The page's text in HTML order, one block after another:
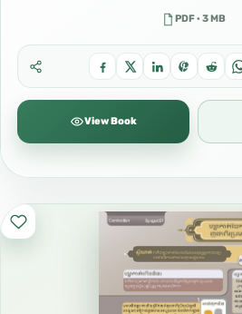
PDF · 3 MB
View Book